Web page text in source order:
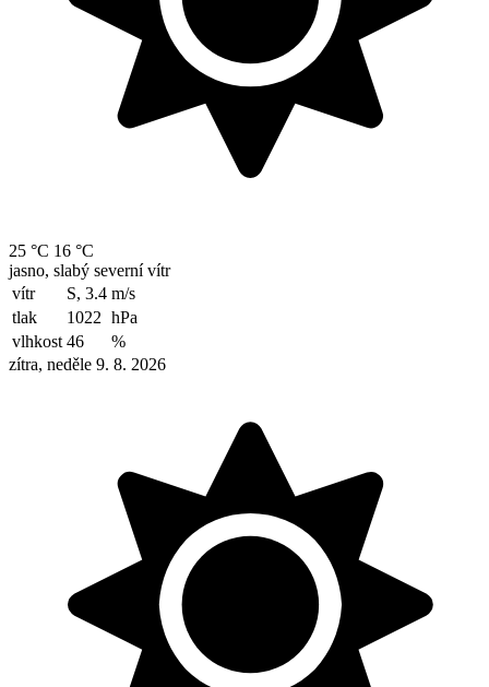
25 °C 16 °C
jasno, slabý severní vítr
vítr
S, 3.4 m/s
tlak
1022 hPa
vlhkost 46
%
zítra, neděle 9. 8. 2026